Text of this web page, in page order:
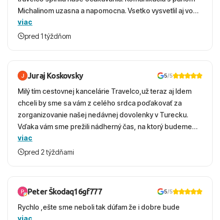
Michalinom uzasna a napomocna. Vsetko vysvetlil aj vo
vecernych hodinach zaco sa ospravedlnujem. Hotel
krasny, cisty. Sluzby top. Strava, prostredie, more,
viac
pred 1 týždňom
Juraj Koskovsky 5/5
Milý tím cestovnej kancelárie Travelco,už teraz aj Idem
chceli by sme sa vám z celého srdca poďakovať za
zorganizovanie našej nedávnej dovolenky v Turecku.
Vďaka vám sme prežili nádherný čas, na ktorý budeme
ešte dlho s úsmevom spomínať. ​Všetko prebehlo
absolútne hladko – od prvotného výberu zájazdu, cez
bola to trefa do čierneho! ​Čo nás dostalo najviac: ​Skvelé
služby a personál: Vždy usmievaví, ochotní a starostliví
ľudia. ​Gastro zážitok: Výborné, pestré a čerstvé jedlo
viac
pred 2 týždňami
Peter Škodaq16gf777 5/5
Rychlo ,ešte sme neboli tak dúfam že i dobre bude
viac